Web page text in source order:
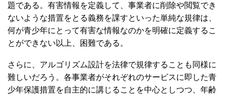
題である。有害情報を定義して、事業者に削除や閲覧でき
ないような措置をとる義務を課すといった単純な規律は、
何が青少年にとって有害な情報なのかを明確に定義するこ
とができない以上、困難である。
さらに、アルゴリズム設計を法律で規律することも同様に
難しいだろう。各事業者がそれぞれのサービスに即した青
少年保護措置を自主的に講じることを中心としつつ、年齢